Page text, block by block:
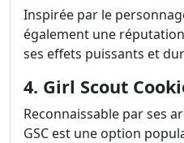
Inspirée par le
également une
ses effets puissants et
4. Girl Scout
Reconnaissable par ses
GSC est une option